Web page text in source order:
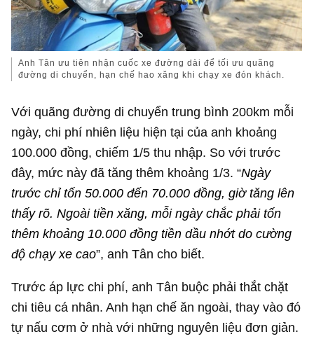
Anh Tân ưu tiên nhận cuốc xe đường dài để tối ưu quãng
đường di chuyển, hạn chế hao xăng khi chạy xe đón khách.
Với quãng đường di chuyển trung bình 200km mỗi
ngày, chi phí nhiên liệu hiện tại của anh khoảng
100.000 đồng, chiếm 1/5 thu nhập. So với trước
đây, mức này đã tăng thêm khoảng 1/3. “Ngày
trước chỉ tốn 50.000 đến 70.000 đồng, giờ tăng lên
thấy rõ. Ngoài tiền xăng, mỗi ngày chắc phải tốn
thêm khoảng 10.000 đồng tiền dầu nhớt do cường
độ chạy xe cao”, anh Tân cho biết.
Trước áp lực chi phí, anh Tân buộc phải thắt chặt
chi tiêu cá nhân. Anh hạn chế ăn ngoài, thay vào đó
tự nấu cơm ở nhà với những nguyên liệu đơn giản.